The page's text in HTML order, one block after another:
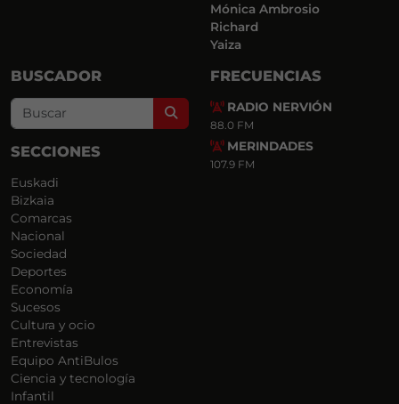
Mónica Ambrosio
Richard
Yaiza
BUSCADOR
Search
SECCIONES
Euskadi
Bizkaia
Comarcas
Nacional
Sociedad
Deportes
Economía
Sucesos
Cultura y ocio
Entrevistas
Equipo AntiBulos
Ciencia y tecnología
Infantil
FRECUENCIAS
RADIO NERVIÓN
88.0 FM
MERINDADES
107.9 FM